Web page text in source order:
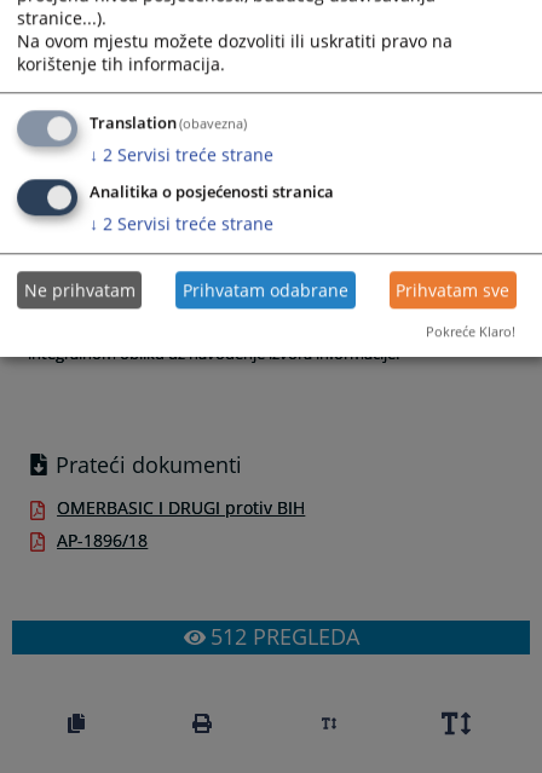
pitanju, Sud smatra da u predmetnom slučaju vlasti nisu
uložile sve potrebne napore kako bi u potpunosti i
pravovremeno izvršile odluke donesene u korist aplikanata,
čime je došlo do povrede konvencijskih prava, kako je navedeno
u uvodnom dijelu informacije.
Prevod presude možete preuzeti u prilogu. Ista je preuzeta sa
stranice Ureda zastupnika Vijeća ministara BiH pred Evropskim
sudom za ljudska prava.
Prikazana vijest je na: Bosanski jezik
Obavijest o preuzimanju sadržaja
U slučaju preuzimanja vijesti istu preuzeti u
integralnom obliku uz navođenje izvora informacije.
Prateći dokumenti
OMERBASIC I DRUGI protiv BIH
AP-1896/18
512PREGLEDA
stranice...).
Na ovom mjestu možete dozvoliti ili uskratiti pravo na
korištenje tih informacija.
Translation(obavezna)
↓ 2 Servisi treće strane
Analitika o posjećenosti stranica
↓ 2 Servisi treće strane
Ne prihvatam Prihvatam odabrane Prihvatam sve
Pokreće Klaro!